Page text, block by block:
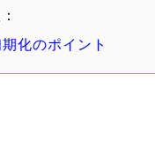
化のポイント